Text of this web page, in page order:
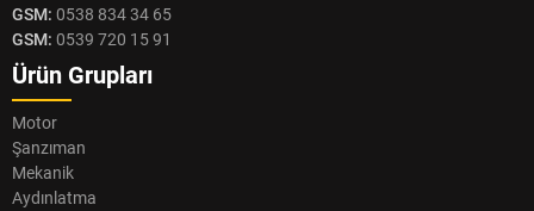
GSM: 0538 834 34 65
GSM: 0539 720 15 91
Ürün Grupları
Motor
Şanzıman
Mekanik
Aydınlatma